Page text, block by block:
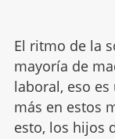
El ritmo de la
mayoría de
laboral, eso
más en estos
esto, los hijos